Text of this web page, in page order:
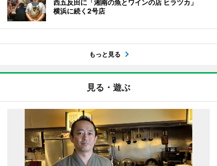
西五反田に「湘南の魚とワインの店 ヒラツカ」
横浜に続く2号店
もっと見る
見る・遊ぶ